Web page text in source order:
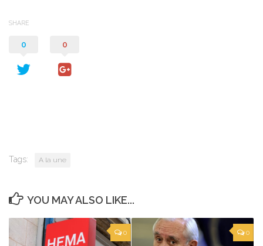
SHARE
0 0
Tags: A la une
YOU MAY ALSO LIKE...
0 0